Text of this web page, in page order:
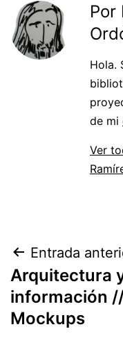
Por
Hola.
de mi
Ver
de
entradas
Entrada
Arquitectura
información
Mockups